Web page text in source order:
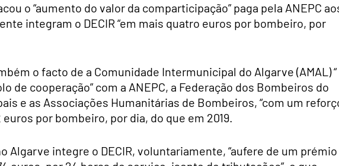
o “aumento do valor da comparticipação” paga pela ANEPC
integram o DECIR “em mais quatro euros por bombeiro, por
o facto de a Comunidade Intermunicipal do Algarve (AMAL) “
de cooperação” com a ANEPC, a Federação dos Bombeiros do
e as Associações Humanitárias de Bombeiros, “com um
por bombeiro, por dia, do que em 2019.
Algarve integre o DECIR, voluntariamente, “aufere de um prémio